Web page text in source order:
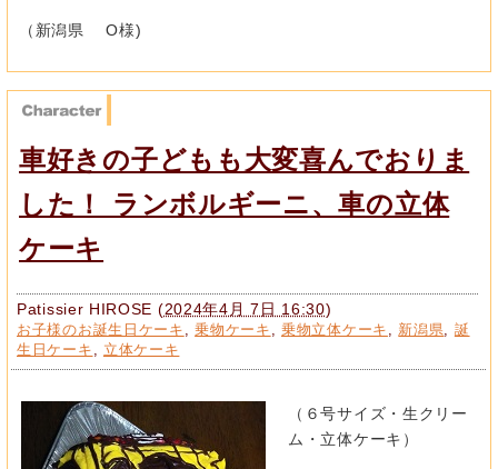
（新潟県 O様)
車好きの子どもも大変喜んでおりま
した！ ランボルギーニ、車の立体
ケーキ
Patissier HIROSE (2024年4月 7日 16:30)
お子様のお誕生日ケーキ ,乗物ケーキ ,乗物立体ケーキ 新潟県
誕
生日ケーキ
立体ケーキ
（６号サイズ・生クリー
ム・立体ケーキ）